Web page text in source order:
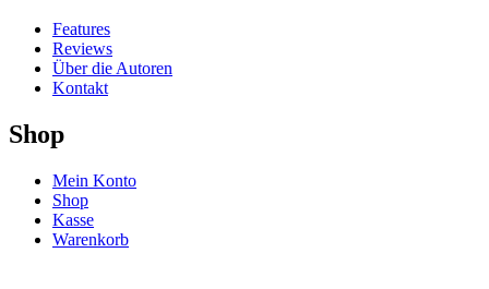
Features
Reviews
Über die Autoren
Kontakt
Shop
Mein Konto
Shop
Kasse
Warenkorb